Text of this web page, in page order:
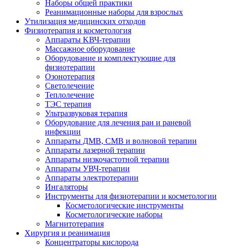
Наборы общей практики
Реанимационные наборы для взрослых
Утилизация медицинских отходов
Физиотерапия и косметология
Аппараты KВЧ-терапии
Массажное оборудование
Оборудование и комплектующие для
физиотерапии
Озонотерапия
Светолечение
Теплолечение
ТЭС терапия
Ультразвуковая терапия
Оборудование для лечения ран и раневой
инфекции
Аппараты ДМВ, СМВ и волновой терапии
Аппараты лазерной терапии
Аппараты низкочастотной терапии
Аппараты УВЧ-терапии
Аппараты электротерапии
Ингаляторы
Инструменты для физиотерапии и косметологии
Косметологические инструменты
Косметологические наборы
Магнитотерапия
Хирургия и реанимация
Концентраторы кислорода